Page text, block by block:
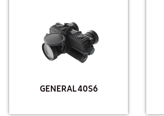
GENERAL 40S6